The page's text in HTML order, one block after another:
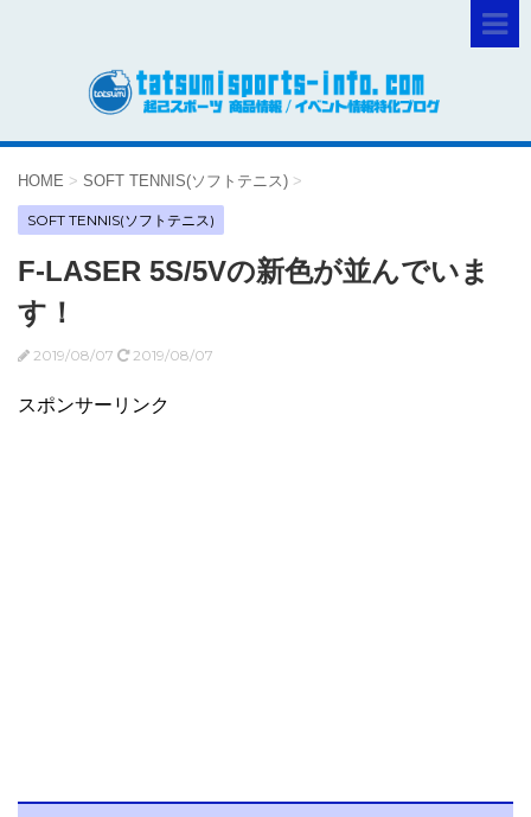
HOME > SOFT TENNIS(ソフトテニス) >
SOFT TENNIS(ソフトテニス)
F-LASER 5S/5Vの新色が並んでいま
す！
2019/08/07 2019/08/07
スポンサーリンク